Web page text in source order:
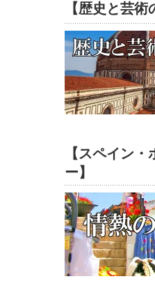
【歴史と芸術
【スペイン
ー】